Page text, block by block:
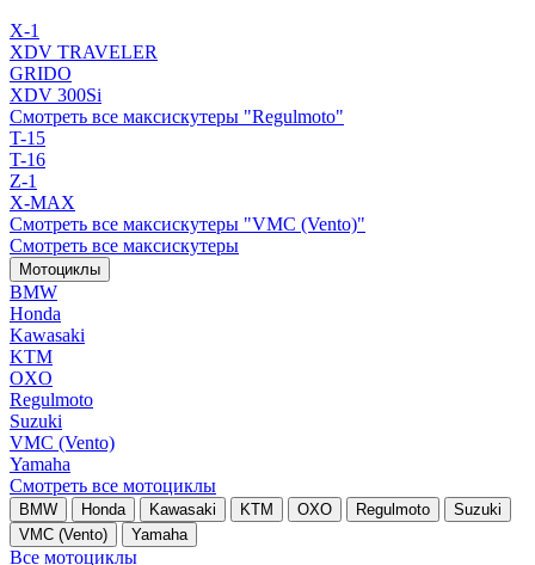
X-1
XDV TRAVELER
GRIDO
XDV 300Si
Смотреть все максискутеры "Regulmoto"
T-15
T-16
Z-1
X-MAX
Смотреть все максискутеры "VMC (Vento)"
Смотреть все максискутеры
Мотоциклы
BMW
Honda
Kawasaki
KTM
OXO
Regulmoto
Suzuki
VMC (Vento)
Yamaha
Смотреть все мотоциклы
BMW Honda Kawasaki KTM OXO Regulmoto
Suzuki
VMC (Vento)
Yamaha
Все мотоциклы